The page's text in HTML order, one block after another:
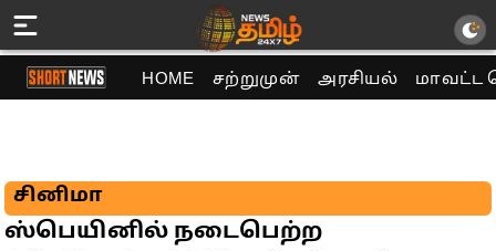
HOME சற்றுமுன் அரசியல் மாவட்ட
சினிமா
ஸ்பெயினில் நடைபெற்ற